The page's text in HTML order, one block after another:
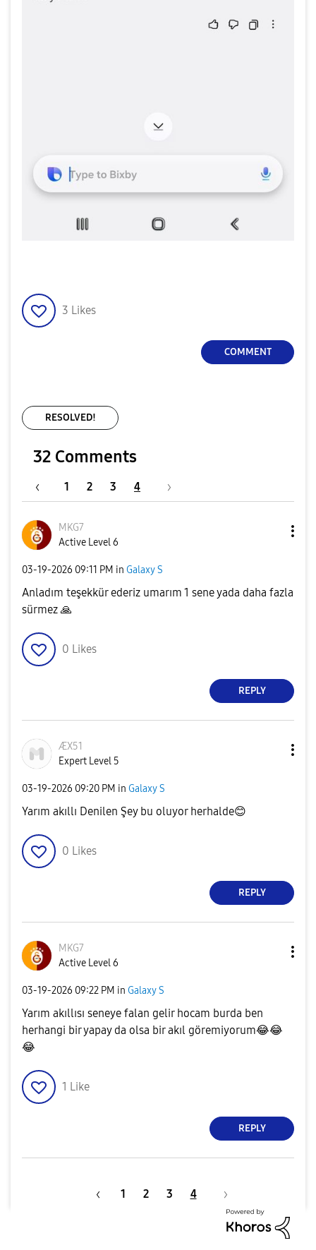
3 Likes
COMMENT
RESOLVED!
32 Comments
1 2 3 4
MKG7
Active Level 6
‎03-19-2026 09:11 PM in Galaxy S
Anladım teşekkür ederiz umarım 1 sene yada daha fazla
sürmez 🙏
0 Likes
REPLY
ÆX51
Expert Level 5
‎03-19-2026 09:20 PM in Galaxy S
Yarım akıllı Denilen Şey bu oluyor herhalde😊
0 Likes
REPLY
MKG7
Active Level 6
‎03-19-2026 09:22 PM in Galaxy S
Yarım akıllısı seneye falan gelir hocam burda ben
herhangi bir yapay da olsa bir akıl göremiyorum😂😂
😂
1 Like
REPLY
1 2 3 4